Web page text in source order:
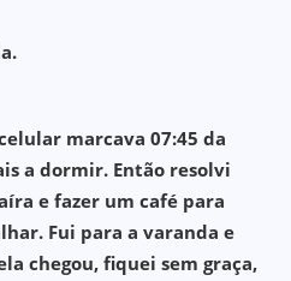
marcava 07:45 da
a dormir. Então resolvi
e fazer um café para
Fui para a varanda e
chegou, fiquei sem graça,